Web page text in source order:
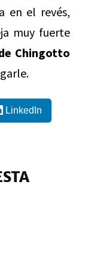
en el revés,
muy fuerte
Chingotto
LinkedIn